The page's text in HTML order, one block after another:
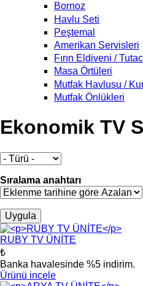
Bornoz
Havlu Seti
Peştemal
Amerikan Servisleri
Fırın Eldiveni /
Masa Örtüleri
Mutfak Havlusu /
Mutfak Önlükleri
Ekonomik TV
Sıralama anahtarı
RUBY TV ÜNİTE
₺
Banka havalesinde %5 indirim.
Ürünü incele